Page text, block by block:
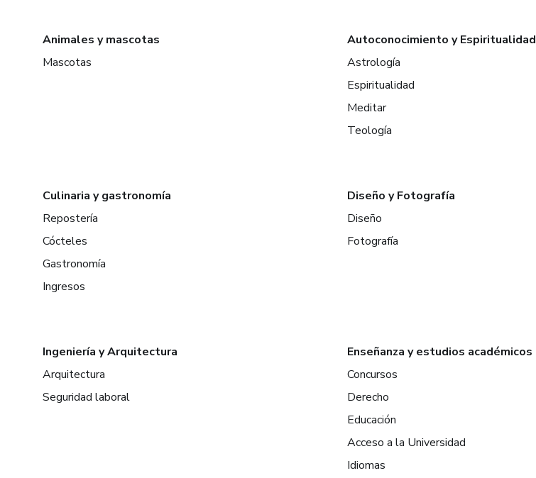
Animales y mascotas
Mascotas
Autoconocimiento y Espiritualidad
Astrología
Espiritualidad
Meditar
Teología
Culinaria y gastronomía
Repostería
Cócteles
Gastronomía
Ingresos
Diseño y Fotografía
Diseño
Fotografía
Ingeniería y Arquitectura
Arquitectura
Seguridad laboral
Enseñanza y estudios académicos
Concursos
Derecho
Educación
Acceso a la Universidad
Idiomas